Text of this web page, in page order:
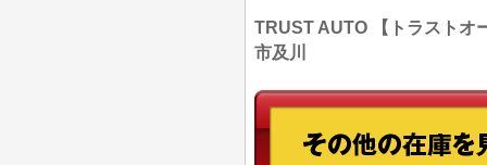
TRUST AUTO 【トラスト
市及川